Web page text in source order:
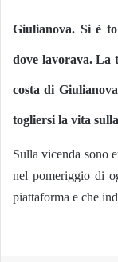
Giulianova. Si è
dove lavorava. La
costa di
togliersi la vita
Sulla vicenda sono
nel pomeriggio di
piattaforma e che